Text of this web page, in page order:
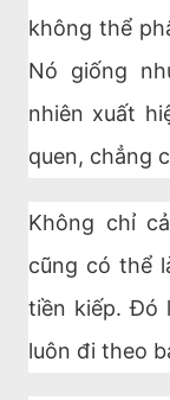
không thể
Nó giống
nhiên xuất
quen, chẳng
Không chỉ
cũng có thể
tiền kiếp. Đó
luôn đi theo